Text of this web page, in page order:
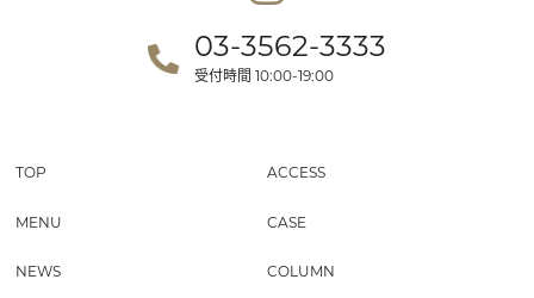
03-3562-3333
受付時間 10:00-19:00
TOP ACCESS
MENU CASE
NEWS COLUMN